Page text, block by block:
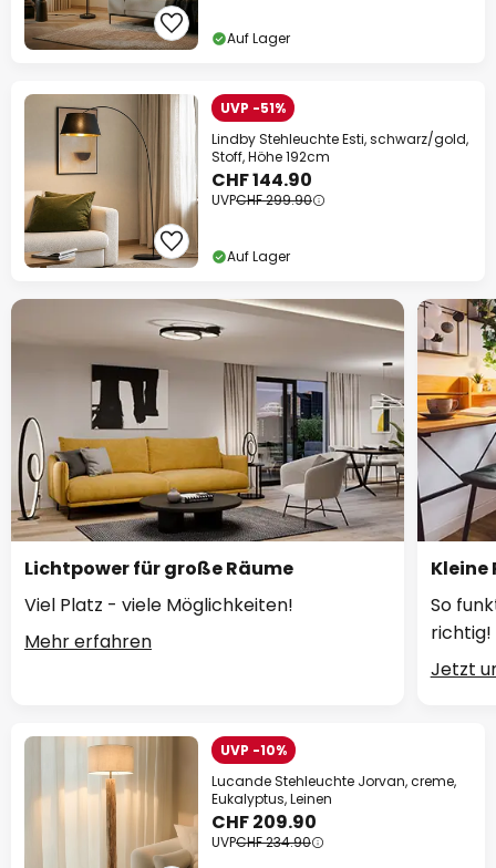
Auf Lager
UVP -51%
Lindby Stehleuchte Esti, schwarz/gold,
Stoff, Höhe 192cm
CHF 144.90
UVPCHF 299.90
Auf Lager
Lichtpower für große Räume
Viel Platz - viele Möglichkeiten!
Mehr erfahren
Kleine
So
richtig!
Jetzt
UVP -10%
Lucande Stehleuchte Jorvan, creme,
Eukalyptus, Leinen
CHF 209.90
UVPCHF 234.90